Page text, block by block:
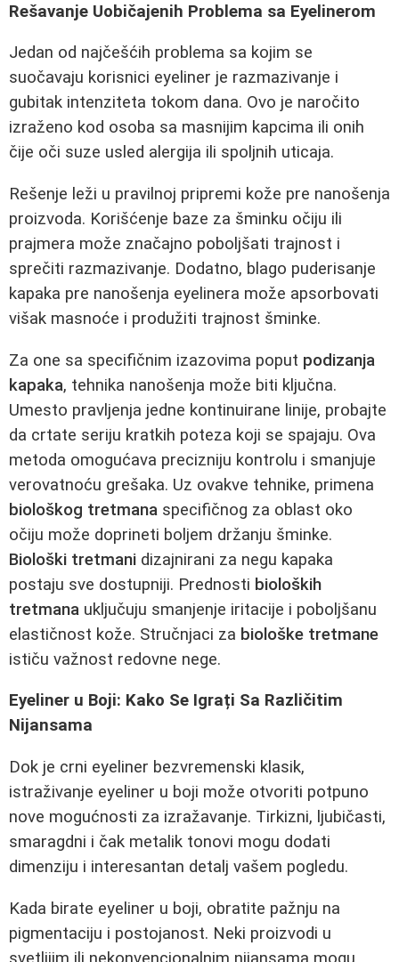
Rešavanje Uobičajenih Problema sa Eyelinerom
Jedan od najčešćih problema sa kojim se
suočavaju korisnici eyeliner je razmazivanje i
gubitak intenziteta tokom dana. Ovo je naročito
izraženo kod osoba sa masnijim kapcima ili onih
čije oči suze usled alergija ili spoljnih uticaja.
Rešenje leži u pravilnoj pripremi kože pre nanošenja
proizvoda. Korišćenje baze za šminku očiju ili
prajmera može značajno poboljšati trajnost i
sprečiti razmazivanje. Dodatno, blago puderisanje
kapaka pre nanošenja eyelinera može apsorbovati
višak masnoće i produžiti trajnost šminke.
Za one sa specifičnim izazovima poput podizanja
kapaka, tehnika nanošenja može biti ključna.
Umesto pravljenja jedne kontinuirane linije, probajte
da crtate seriju kratkih poteza koji se spajaju. Ova
metoda omogućava precizniju kontrolu i smanjuje
verovatnoću grešaka. Uz ovakve tehnike, primena
biološkog tretmana specifičnog za oblast oko
očiju može doprineti boljem držanju šminke.
Biološki tretmani dizajnirani za negu kapaka
postaju sve dostupniji. Prednosti bioloških
tretmana uključuju smanjenje iritacije i poboljšanu
elastičnost kože. Stručnjaci za biološke tretmane
ističu važnost redovne nege.
Eyeliner u Boji: Kako Se Igrați Sa Različitim
Nijansama
Dok je crni eyeliner bezvremenski klasik,
istraživanje eyeliner u boji može otvoriti potpuno
nove mogućnosti za izražavanje. Tirkizni, ljubičasti,
smaragdni i čak metalik tonovi mogu dodati
dimenziju i interesantan detalj vašem pogledu.
Kada birate eyeliner u boji, obratite pažnju na
pigmentaciju i postojanost. Neki proizvodi u